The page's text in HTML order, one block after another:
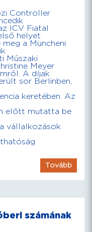
Controller
ICV Fiatal
helyet
a Müncheni
Műszaki
Meyer
A díjak
sor Berlinben,
keretében. Az
előtt mutatta be
vállalkozások
Tovább
számának